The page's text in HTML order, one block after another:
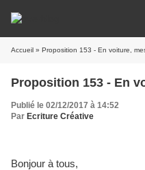
Accueil » Proposition 153 - En voiture,
Proposition 153 - En
Publié le 02/12/2017 à 14:52
Par Ecriture Créative
Bonjour à tous,